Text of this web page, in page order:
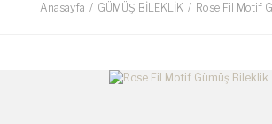
Anasayfa GÜMÜŞ BİLEKLİK Rose Fil Motif